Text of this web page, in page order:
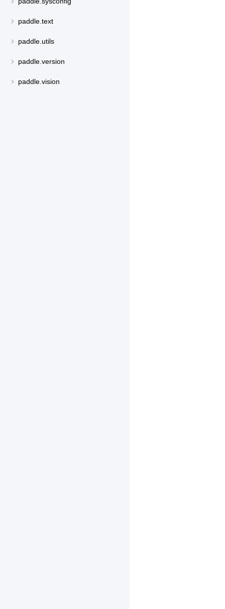
paddle.text
paddle.utils
paddle.version
paddle.vision